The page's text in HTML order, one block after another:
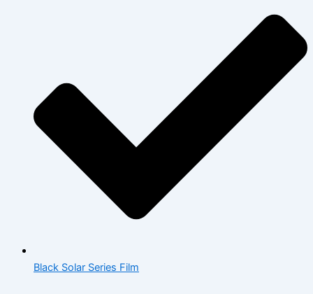
Black Solar Series Film